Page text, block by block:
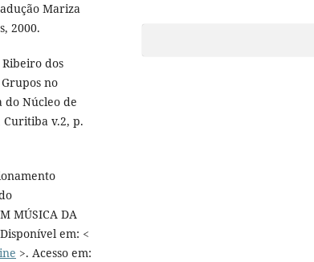
Mariza
2000.
Ribeiro dos
no
do Núcleo de
Curitiba v.2, p.
MÚSICA DA
em: <
>. Acesso em: